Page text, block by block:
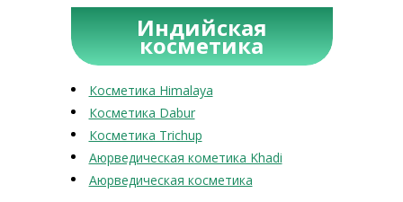
Индийская
косметика
Косметика Himalaya
Косметика Dabur
Косметика Trichup
Аюрведическая кометика Khadi
Аюрведическая косметика